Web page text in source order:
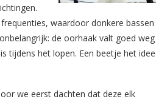
waardoor donkere bassen
de oorhaak valt goed weg
tijdens het lopen. Een beetje het idee
we eerst dachten dat deze elk